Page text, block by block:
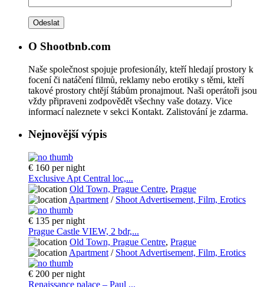
O Shootbnb.com
Naše společnost spojuje profesionály, kteří hledají prostory k
focení či natáčení filmů, reklamy nebo erotiky s těmi, kteří
takové prostory chtějí štábům pronajmout. Naši operátoři jsou
vždy připraveni zodpovědět všechny vaše dotazy. Vice
informací naleznete v sekci Kontakt. Zalistování je zdarma.
Nejnovější výpis
€ 160 per night
Exclusive Apt Central loc,...
Old Town, Prague Centre, Prague
Apartment / Shoot Advertisement, Film, Erotics
€ 135 per night
Prague Castle VIEW, 2 bdr,...
Old Town, Prague Centre, Prague
Apartment / Shoot Advertisement, Film, Erotics
€ 200 per night
Renaissance palace – Paul ...